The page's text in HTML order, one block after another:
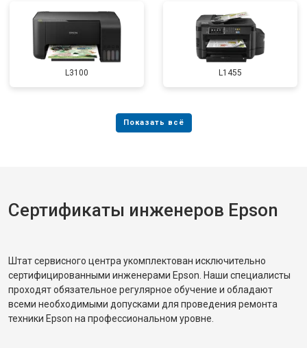
L3100 L1455
Сертификаты инженеров Epson
Штат сервисного центра укомплектован исключительно
сертифицированными инженерами Epson. Наши специалисты
проходят обязательное регулярное обучение и обладают
всеми необходимыми допусками для проведения ремонта
техники Epson на профессиональном уровне.